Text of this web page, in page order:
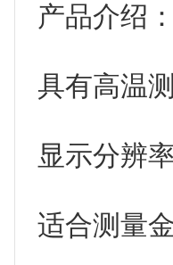
产品介绍
具有高温
显示分辨
适合测量